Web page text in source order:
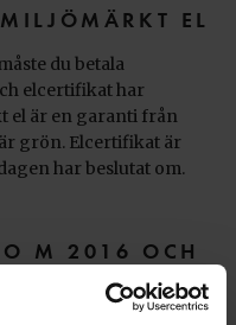
EL
du betala
elcertifikat har
el är en garanti från
grön. Elcertifikat är
har beslutat om.
O M 2016 OCH